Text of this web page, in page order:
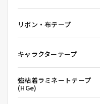
リボン・布テープ
キャラクターテープ
強粘着ラミネートテープ
(HGe)